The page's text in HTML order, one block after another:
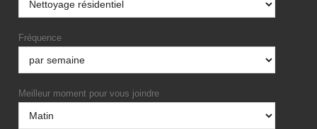
Fréquence
Meilleur moment pour vous joindre